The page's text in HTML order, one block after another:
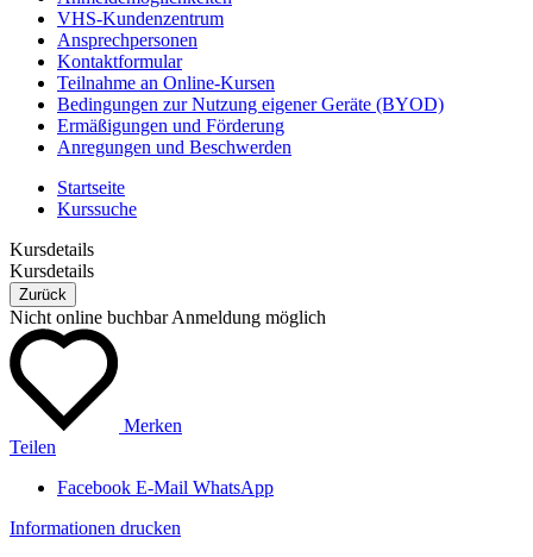
VHS-Kundenzentrum
Ansprechpersonen
Kontaktformular
Teilnahme an Online-Kursen
Bedingungen zur Nutzung eigener Geräte (BYOD)
Ermäßigungen und Förderung
Anregungen und Beschwerden
Startseite
Kurssuche
Kursdetails
Kursdetails
Zurück
Nicht online buchbar Anmeldung möglich
Merken
Teilen
Facebook E-Mail WhatsApp
Informationen drucken